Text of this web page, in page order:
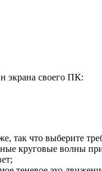
экрана своего ПК:
так что выберите
круговые волны